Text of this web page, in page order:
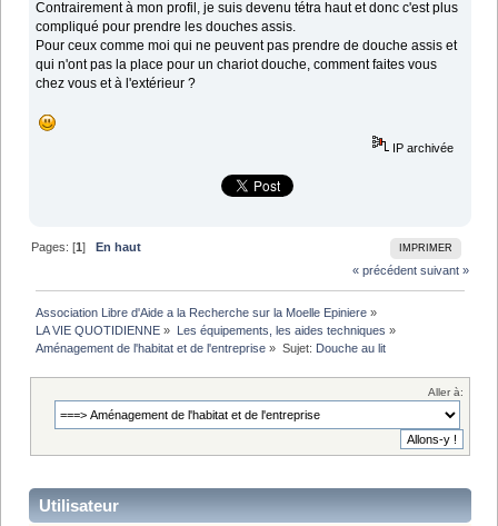
Contrairement à mon profil, je suis devenu tétra haut et donc c'est plus
compliqué pour prendre les douches assis.
Pour ceux comme moi qui ne peuvent pas prendre de douche assis et
qui n'ont pas la place pour un chariot douche, comment faites vous
chez vous et à l'extérieur ?
IP archivée
IMPRIMER
Pages: [1]En haut
« précédent suivant »
Association Libre d'Aide a la Recherche sur la Moelle Epiniere »
LA VIE QUOTIDIENNE » Les équipements, les aides techniques »
Aménagement de l'habitat et de l'entreprise » Sujet: Douche au lit
Aller à:
Utilisateur